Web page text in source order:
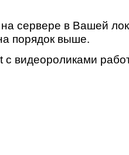
сервере в Вашей
порядок выше.
с видеороликами